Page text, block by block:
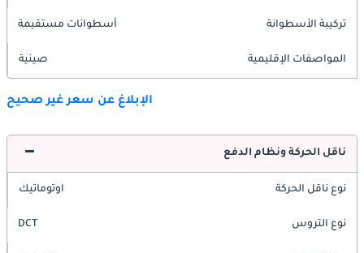
تركيبة الأسطوانة أسطوانات مستقيمة
المواصفات الإقليمية صينية
الإبلاغ عن سعر غير صحيح
ناقل الحركة ونظام الدفع
نوع ناقل الحركة اوتوماتيك
نوع التروس DCT